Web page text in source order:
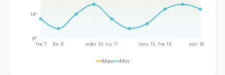
fre 7 lör 8 mån 10 tis 11 tors 13 fre 14 sön 16
9°
14°
Max Min